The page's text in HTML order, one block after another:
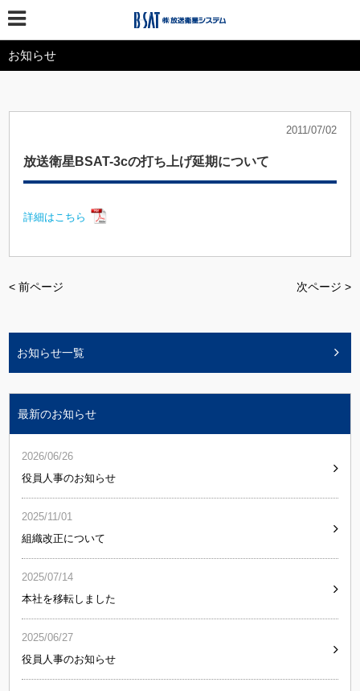
お知らせ
2011/07/02
放送衛星BSAT-3cの打ち上げ延期について
詳細はこちら
< 前ページ 次ページ >
お知らせ一覧
最新のお知らせ
2026/06/26
役員人事のお知らせ
2025/11/01
組織改正について
2025/07/14
本社を移転しました
2025/06/27
役員人事のお知らせ